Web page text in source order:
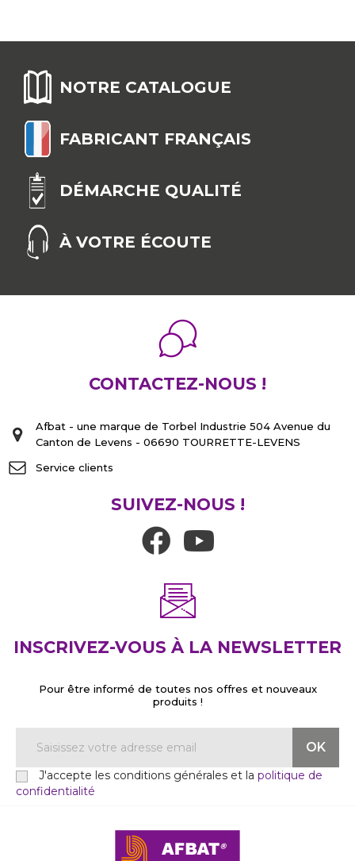
NOTRE CATALOGUE
FABRICANT FRANÇAIS
DÉMARCHE QUALITÉ
À VOTRE ÉCOUTE
CONTACTEZ-NOUS !
Afbat - une marque de Torbel Industrie 504 Avenue du
Canton de Levens - 06690 TOURRETTE-LEVENS
Service clients
SUIVEZ-NOUS !
INSCRIVEZ-VOUS À LA NEWSLETTER
Pour être informé de toutes nos offres et nouveaux
produits !
J'accepte les conditions générales et la politique de
confidentialité